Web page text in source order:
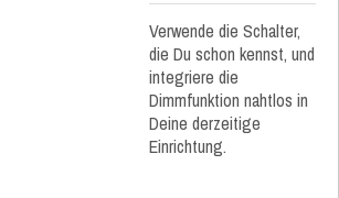
Verwende die Schalter,
die Du schon kennst, und
integriere die
Dimmfunktion nahtlos in
Deine derzeitige
Einrichtung.